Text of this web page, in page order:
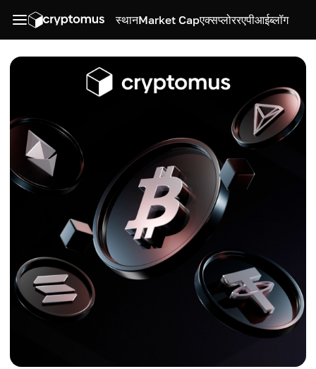
स्थानMarket Capएक्सप्लोररएपीआईब्लॉग